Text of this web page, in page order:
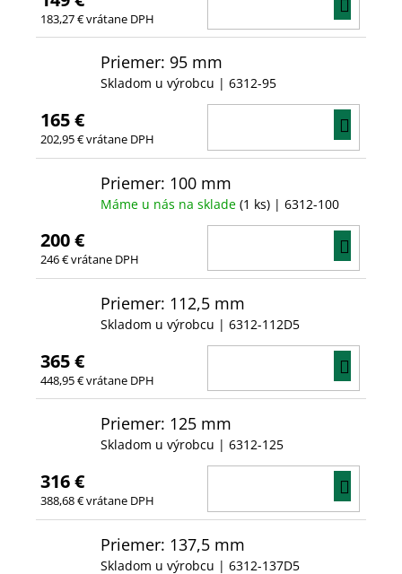
183,27 € vrátane DPH
Priemer: 95 mm
Skladom u výrobcu | 6312-95
165 €
202,95 € vrátane DPH
Priemer: 100 mm
Máme u nás na sklade (1 ks) | 6312-100
200 €
246 € vrátane DPH
Priemer: 112,5 mm
Skladom u výrobcu | 6312-112D5
365 €
448,95 € vrátane DPH
Priemer: 125 mm
Skladom u výrobcu | 6312-125
316 €
388,68 € vrátane DPH
Priemer: 137,5 mm
Skladom u výrobcu | 6312-137D5